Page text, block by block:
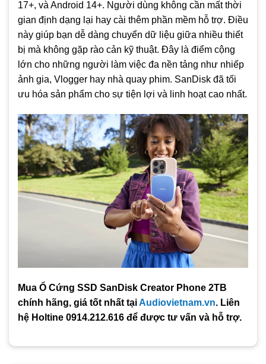
17+, và Android 14+. Người dùng không cần mất thời
gian định dạng lại hay cài thêm phần mềm hỗ trợ. Điều
này giúp bạn dễ dàng chuyển dữ liệu giữa nhiều thiết
bị mà không gặp rào cản kỹ thuật. Đây là điểm cộng
lớn cho những người làm việc đa nền tảng như nhiếp
ảnh gia, Vlogger hay nhà quay phim. SanDisk đã tối
ưu hóa sản phẩm cho sự tiện lợi và linh hoạt cao nhất.
Mua Ổ Cứng SSD SanDisk Creator Phone 2TB
chính hãng, giá tốt nhất tạiAudiovietnam.vn. Liên
hệ Holtine 0914.212.616 để được tư vấn và hỗ trợ.